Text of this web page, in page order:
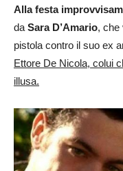
Alla festa
da Sara D’Amario, che
pistola contro il suo ex
Ettore De Nicola, colui
illusa.